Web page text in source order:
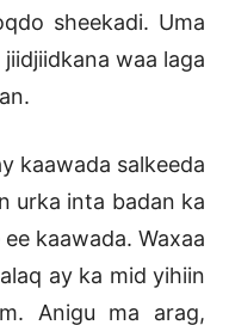
sheekadi. Uma
waa laga
kaawada salkeeda
urka inta badan ka
kaawada. Waxaa
ay ka mid yihiin
Anigu ma arag,